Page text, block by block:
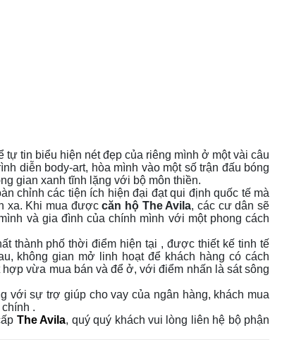
tự tin biểu hiện nét đẹp của riêng mình ở một vài câu
diễn body-art, hòa mình vào một số trận đấu bóng
gian xanh tĩnh lặng với bộ môn thiền.
chỉnh các tiện ích hiện đại đạt qui định quốc tế mà
xa. Khi mua đượccăn hộ The Avila, các cư dân sẽ
và gia đình của chính mình với một phong cách
thành phố thời điểm hiện tại , được thiết kế tinh tế
không gian mở linh hoạt để khách hàng có cách
vừa mua bán và để ở, với điểm nhấn là sát sông
với sự trợ giúp cho vay của ngân hàng, khách mua
.
The Avila, quý quý khách vui lòng liên hệ bộ phận